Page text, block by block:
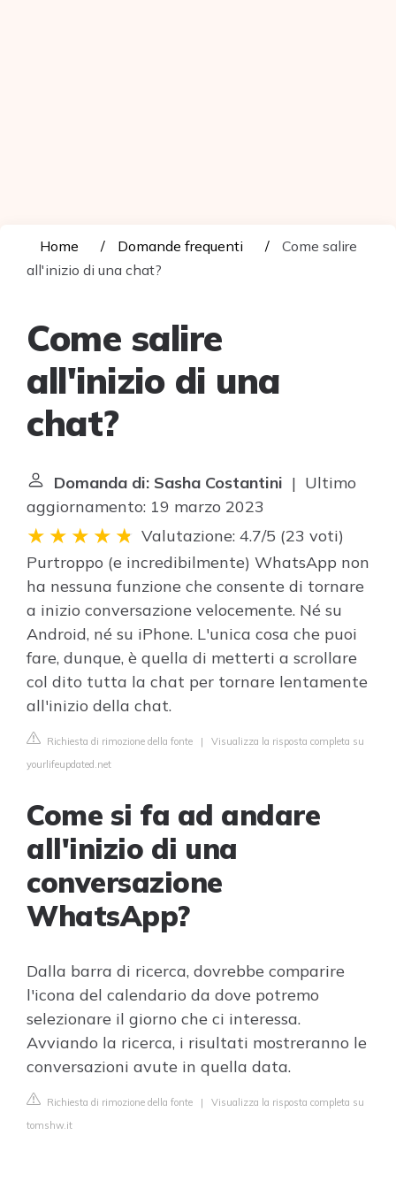
Home Domande frequenti
Come salire
all'inizio di una chat?
Come salire
all'inizio di una
chat?
Domanda di: Sasha Costantini | Ultimo
aggiornamento: 19 marzo 2023
Valutazione: 4.7/5 (23 voti)
Purtroppo (e incredibilmente) WhatsApp non
ha nessuna funzione che consente di tornare
a inizio conversazione velocemente. Né su
Android, né su iPhone. L'unica cosa che puoi
fare, dunque, è quella di metterti a scrollare
col dito tutta la chat per tornare lentamente
all'inizio della chat.
Richiesta di rimozione della fonte | Visualizza la risposta completa su
yourlifeupdated.net
Come si fa ad andare
all'inizio di una
conversazione
WhatsApp?
Dalla barra di ricerca, dovrebbe comparire
l'icona del calendario da dove potremo
selezionare il giorno che ci interessa.
Avviando la ricerca, i risultati mostreranno le
conversazioni avute in quella data.
Richiesta di rimozione della fonte | Visualizza la risposta completa su
tomshw.it